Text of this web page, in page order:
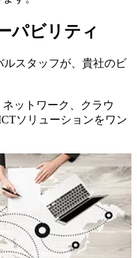
パビリティ
スタッフが、貴社のビ
ットワーク、クラウ
ソリューションをワン